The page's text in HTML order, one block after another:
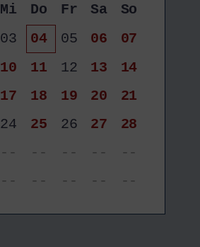
Mi Do Fr Sa
So
03 04 05 06
07
10 11 12 13
14
17 18 19 20
21
24 25 26 27
28
-- -- -- --
--
-- -- -- -- --